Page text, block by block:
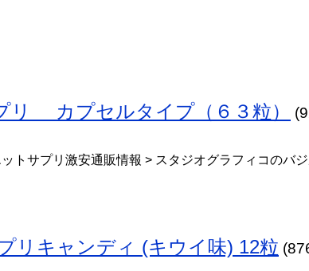
リ カプセルタイプ（６３粒）
トサプリ激安通販情報 > スタジオグラフィコのバ
リキャンディ (キウイ味) 12粒